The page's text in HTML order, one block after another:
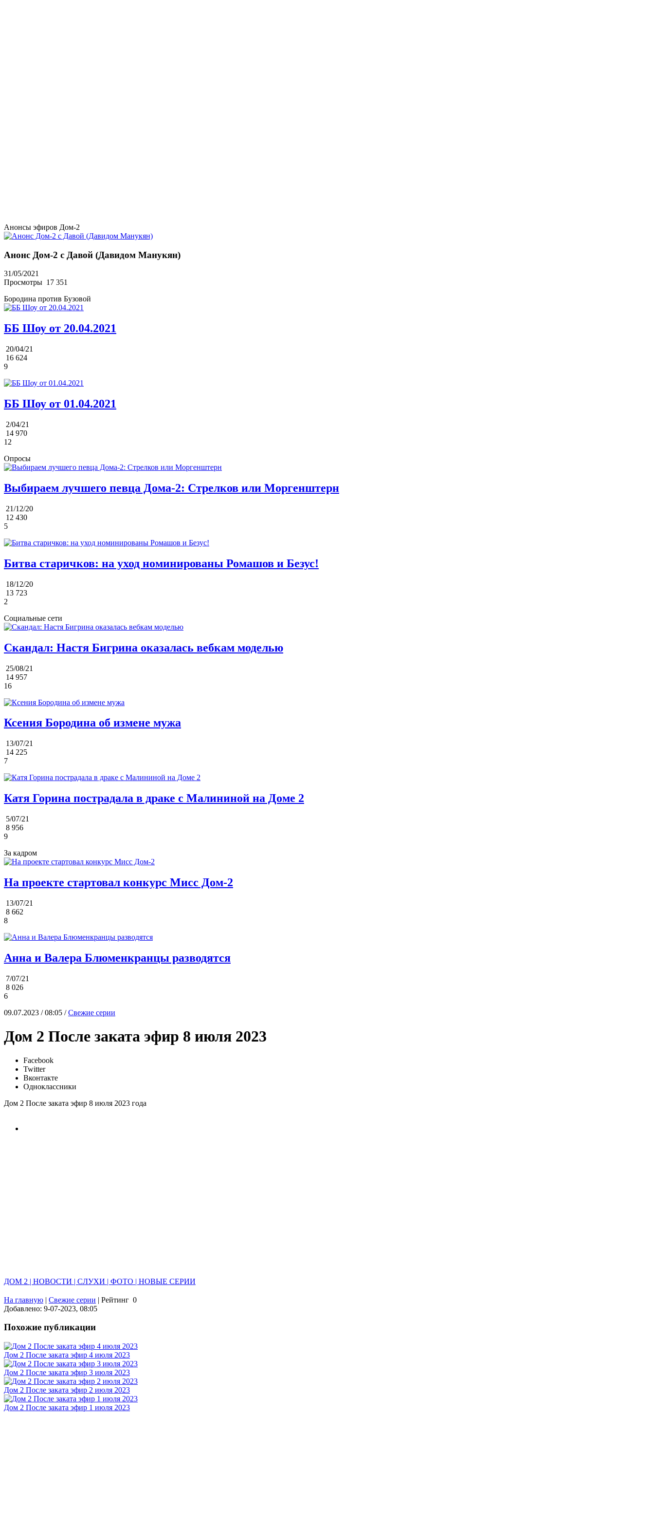
Анонсы эфиров Дом-2
Анонс Дом-2 с Давой (Давидом Манукян)
31/05/2021
Просмотры 17 351
Бородина против Бузовой
ББ Шоу от 20.04.2021
20/04/21
16 624
9
ББ Шоу от 01.04.2021
2/04/21
14 970
12
Опросы
Выбираем лучшего певца Дома-2: Стрелков или Моргенштерн
21/12/20
12 430
5
Битва старичков: на уход номинированы Ромашов и Безус!
18/12/20
13 723
2
Социальные сети
Скандал: Настя Бигрина оказалась вебкам моделью
25/08/21
14 957
16
Ксения Бородина об измене мужа
13/07/21
14 225
7
Катя Горина пострадала в драке с Малининой на Доме 2
5/07/21
8 956
9
За кадром
На проекте стартовал конкурс Мисс Дом-2
13/07/21
8 662
8
Анна и Валера Блюменкранцы разводятся
7/07/21
8 026
6
09.07.2023 / 08:05 /Свежие серии
Дом 2 После заката эфир 8 июля 2023
Facebook
Twitter
Вконтакте
Одноклассники
Дом 2 После заката эфир 8 июля 2023 года
ДОМ 2 | НОВОСТИ | СЛУХИ | ФОТО | НОВЫЕ СЕРИИ
На главную | Свежие серии | Рейтинг 0
Добавлено: 9-07-2023, 08:05
Похожие публикации
Дом 2 После заката эфир 4 июля 2023
Дом 2 После заката эфир 3 июля 2023
Дом 2 После заката эфир 2 июля 2023
Дом 2 После заката эфир 1 июля 2023